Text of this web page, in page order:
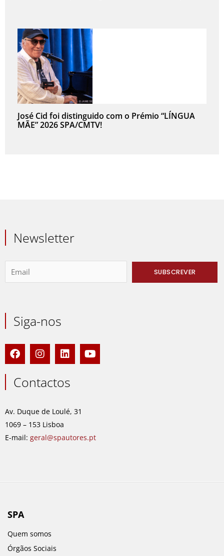
José Cid foi distinguido com o Prémio “LÍNGUA
MÃE” 2026 SPA/CMTV!
Newsletter
Siga-nos
F
a
c
e
b
o
k
I
n
s
t
a
r
a
m
L
i
n
k
e
i
n
Y
o
u
Contactos
Av. Duque de Loulé, 31
1069 – 153 Lisboa
E-mail: geral@spautores.pt
SPA
Quem somos
Órgãos Sociais